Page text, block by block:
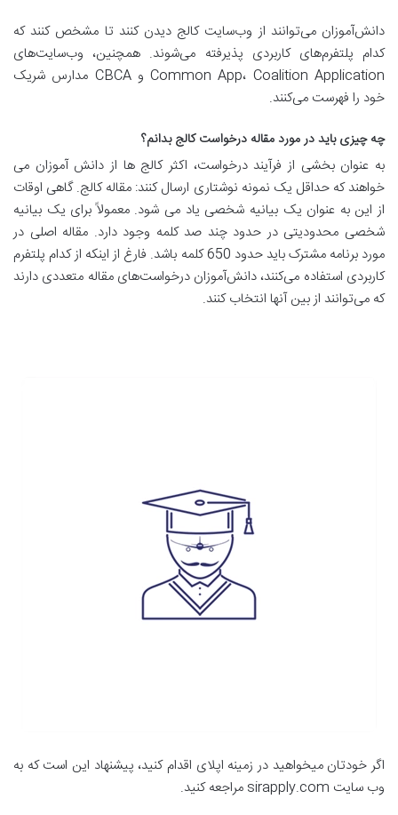
دانش‌آموزان می‌توانند از وب‌سایت کالج دیدن کنند تا مشخص کنند که
کدام پلتفرم‌های کاربردی پذیرفته می‌شوند. همچنین، وب‌سایت‌های
Common App، Coalition Application و CBCA مدارس شریک
خود را فهرست می‌کنند.
چه چیزی باید در مورد مقاله درخواست کالج بدانم؟
به عنوان بخشی از فرآیند درخواست، اکثر کالج ها از دانش آموزان می
خواهند که حداقل یک نمونه نوشتاری ارسال کنند: مقاله کالج. گاهی اوقات
از این به عنوان یک بیانیه شخصی یاد می شود. معمولاً برای یک بیانیه
شخصی محدودیتی در حدود چند صد کلمه وجود دارد. مقاله اصلی در
مورد برنامه مشترک باید حدود 650 کلمه باشد. فارغ از اینکه از کدام پلتفرم
کاربردی استفاده می‌کنند، دانش‌آموزان درخواست‌های مقاله متعددی دارند
که می‌توانند از بین آنها انتخاب کنند.
اگر خودتان میخواهید در زمینه اپلای اقدام کنید، پیشنهاد این است که به
وب سایت sirapply.com مراجعه کنید.